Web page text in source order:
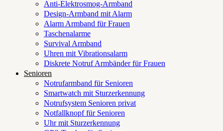
Anti-Elektrosmog-Armband
Design-Armband mit Alarm
Alarm Armband für Frauen
Taschenalarme
Survival Armband
Uhren mit Vibrationsalarm
Diskrete Notruf Armbänder für Frauen
Senioren
Notrufarmband für Senioren
Smartwatch mit Sturzerkennung
Notrufsystem Senioren privat
Notfallknopf für Senioren
Uhr mit Sturzerkennung